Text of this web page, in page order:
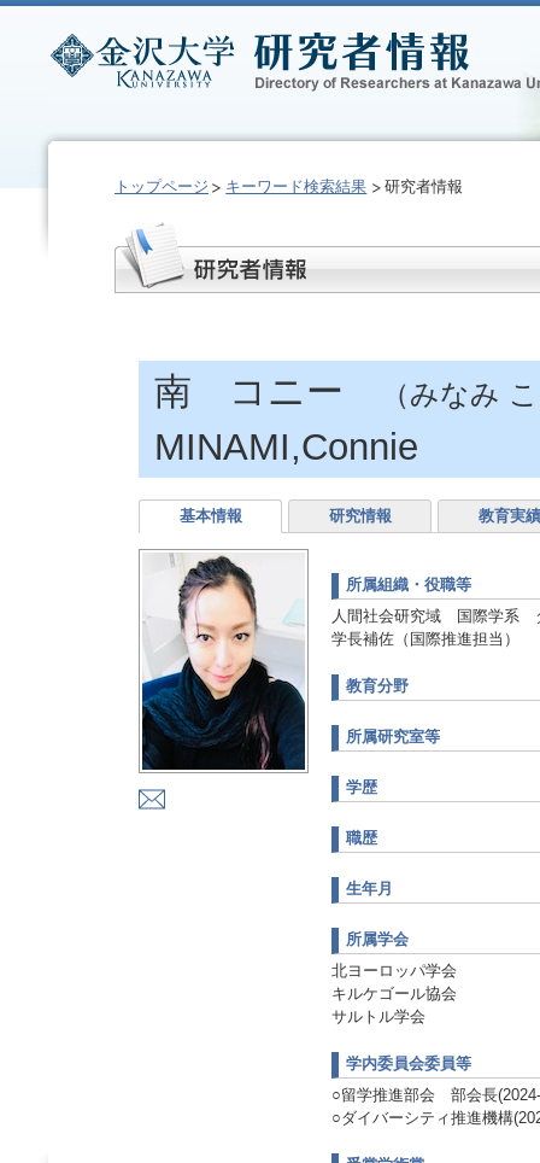
トップページ キーワード検索結果 研究者情報
南 コニー （みなみ
MINAMI,Connie
基本情報 研究情報 教育実績
所属組織・役職等
人間社会研究域 国際学系
学長補佐（国際推進担当）
教育分野
所属研究室等
学歴
職歴
生年月
所属学会
北ヨーロッパ学会
キルケゴール協会
サルトル学会
学内委員会委員等
○留学推進部会 部会長
○ダイバーシティ推進機構